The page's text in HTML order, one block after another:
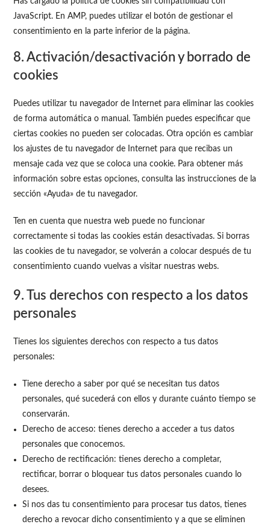
JavaScript. En AMP, puedes utilizar el botón de gestionar el
consentimiento en la parte inferior de la página.
8. Activación/desactivación y borrado de
cookies
Puedes utilizar tu navegador de Internet para eliminar las cookies
de forma automática o manual. También puedes especificar que
ciertas cookies no pueden ser colocadas. Otra opción es cambiar
los ajustes de tu navegador de Internet para que recibas un
mensaje cada vez que se coloca una cookie. Para obtener más
información sobre estas opciones, consulta las instrucciones de la
sección «Ayuda» de tu navegador.
Ten en cuenta que nuestra web puede no funcionar
correctamente si todas las cookies están desactivadas. Si borras
las cookies de tu navegador, se volverán a colocar después de tu
consentimiento cuando vuelvas a visitar nuestras webs.
9. Tus derechos con respecto a los datos
personales
Tienes los siguientes derechos con respecto a tus datos
personales:
Tiene derecho a saber por qué se necesitan tus datos
personales, qué sucederá con ellos y durante cuánto tiempo se
conservarán.
Derecho de acceso: tienes derecho a acceder a tus datos
personales que conocemos.
Derecho de rectificación: tienes derecho a completar,
rectificar, borrar o bloquear tus datos personales cuando lo
desees.
Si nos das tu consentimiento para procesar tus datos, tienes
derecho a revocar dicho consentimiento y a que se eliminen